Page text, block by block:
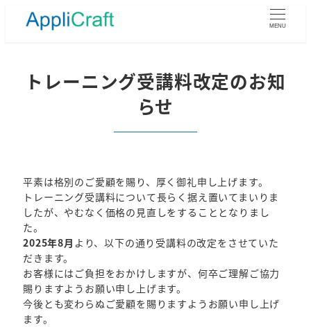
MENU
トレーニング受講料改定のお知
らせ
平素は格別のご愛顧を賜り、厚く御礼申し上げます。
トレーニング受講料について長らく据え置いてまいりま
したが、やむなく価格の見直しをすることとなりまし
た。
2025年8月 より、以下の通り受講料の改定をさせていた
だきます。
お客様にはご負担をおかけしますが、何卒ご理解ご協力
賜りますようお願い申し上げます。
今後とも変わらぬご愛顧を賜りますようお願い申し上げ
ます。